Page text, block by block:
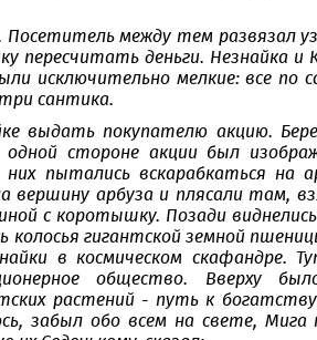
между тем развязал
пересчитать деньги. Незнайка и
исключительно мелкие: все по
сантика.
выдать покупателю акцию.
стороне акции был
пытались вскарабкаться на
арбуза и плясали там,
с коротышку. Позади
гигантской земной
в космическом скафандре.
общество. Вверху
растений - путь к
забыл обо всем на свете,